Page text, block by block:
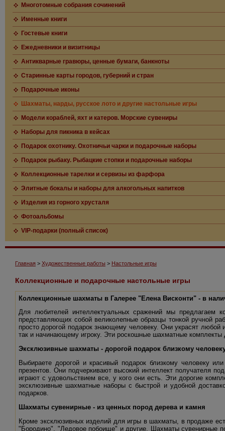
Многотомные собрания сочинений
Именные книги
Гостевые книги
Ежедневники и визитницы
Антикварные гравюры, ценные бумаги, банкноты
Старинные карты городов, губерний и стран
Подарочные иконы
Шахматы, нарды, русское лото и другие настольные игры
Модели кораблей, яхт и катеров. Морские сувениры
Наборы для пикника в кейсах
Подарок охотнику. Охотничьи чарки и подарочные наборы
Подарок рыбаку. Рыбацкие стопки и подарочные наборы
Коллекционные тарелки и сервизы из фарфора
Элитные бокалы и наборы для алкогольных напитков
Изделия из горного хрусталя
Фотоальбомы
VIP-подарки (полный список)
Главная > Художественные работы > Настольные игры
Коллекционные и подарочные настольные игры
Коллекционные шахматы в Галерее "Елена Висконти" - в
Для любителей интеллектуальных сражений мы предлагаем
представляющих собой великолепные образцы тонкой ручной
просто дорогой подарок знающему человеку. Они украсят любой
так и начинающему игроку. Эти роскошные шахматные
Эксклюзивные шахматы - дорогой подарок близкому
Выбираете дорогой и красивый подарок близкому человеку
презентов. Они подчеркивают высокий интеллект получателя
играют с удовольствием все, у кого они есть. Эти дорогие
эксклюзивные шахматные наборы с быстрой и удобной
подарков.
Шахматы сувенирные - из ценных пород дерева и камня
Кроме эксклюзивных изделий для игры в шахматы, в продаже
"Бородино", "Ледовое побоище" и другие. Шахматы сувенирные